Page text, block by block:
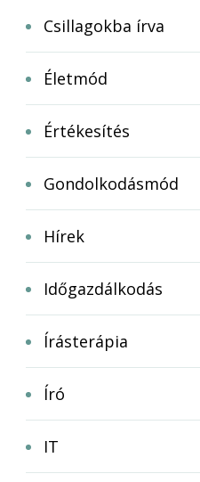
Csillagokba írva
Életmód
Értékesítés
Gondolkodásmód
Hírek
Időgazdálkodás
Írásterápia
Író
IT